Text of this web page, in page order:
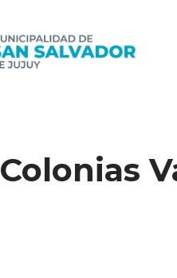
Colonias